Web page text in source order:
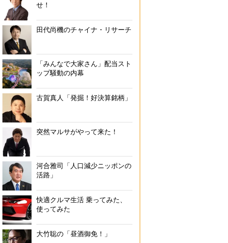
せ！
田代尚機のチャイナ・リサーチ
「みんなで大家さん」配当スト
ップ騒動の内幕
古賀真人「発掘！好決算銘柄」
突然マルサがやって来た！
河合雅司「人口減少ニッポンの
活路」
快適クルマ生活 乗ってみた、
使ってみた
大竹聡の「昼酒御免！」